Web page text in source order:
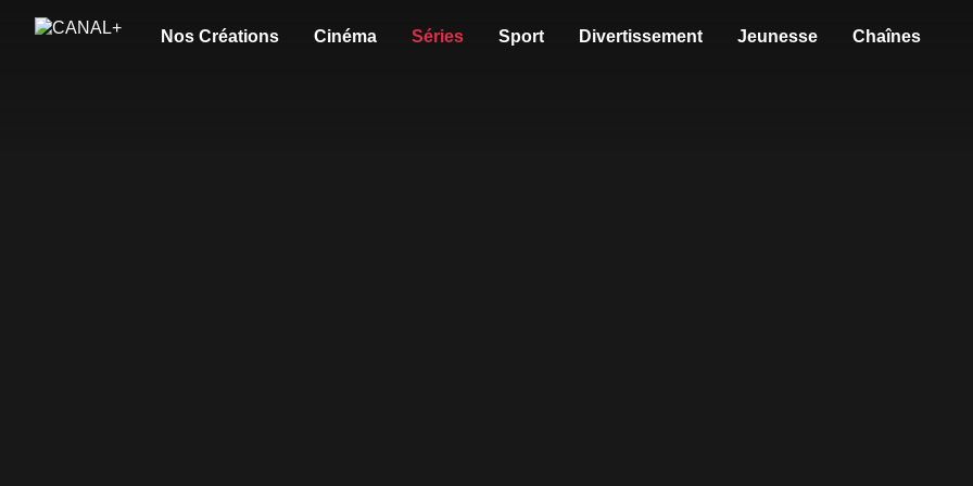
Nos Créations Cinéma Séries Sport Divertissement Jeunesse Chaînes